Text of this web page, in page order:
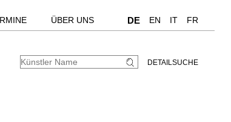
ÜBER UNS DE EN IT FR
DETAILSUCHE